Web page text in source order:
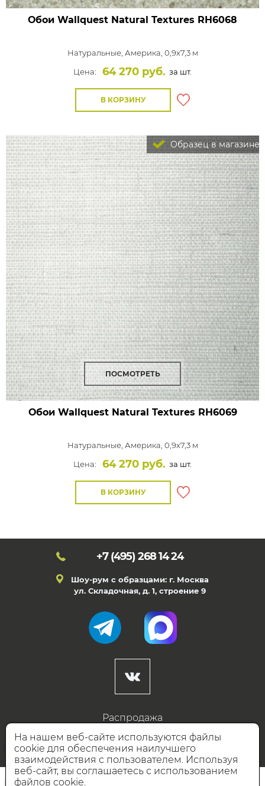
Обои Wallquest Natural Textures RH6068
Натуральные, Америка, 0,9x7,3 м
Цена:
64 270 руб. за шт.
В КОРЗИНУ
Образец в магазине
ПОСМОТРЕТЬ
Обои Wallquest Natural Textures RH6069
Натуральные, Америка, 0,9x7,3 м
Цена:
64 270 руб. за шт.
В КОРЗИНУ
+7 (495) 268 14 24
Шоу-рум с образцами: г. Москва
ул. Складочная, д. 1, строение 9
Распродажа
Готовые дизайны
Дизайнерам
НАШИ ПАРТНЁРЫ
На нашем веб-сайте используются файлы
cookie для обеспечения наилучшего
взаимодействия с пользователем. Используя
веб-сайт, вы соглашаетесь с использованием
файлов cookie.